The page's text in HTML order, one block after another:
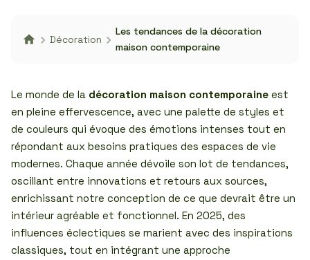
Décoration
Les tendances de la décoration
maison contemporaine
Le monde de la décoration maison contemporaine est
en pleine effervescence, avec une palette de styles et
de couleurs qui évoque des émotions intenses tout en
répondant aux besoins pratiques des espaces de vie
modernes. Chaque année dévoile son lot de tendances,
oscillant entre innovations et retours aux sources,
enrichissant notre conception de ce que devrait être un
intérieur agréable et fonctionnel. En 2025, des
influences éclectiques se marient avec des inspirations
classiques, tout en intégrant une approche